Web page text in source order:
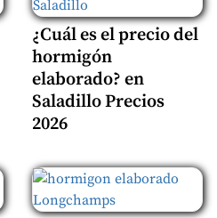
¿Cuál es el precio del
hormigón
elaborado? en
Saladillo Precios
2026